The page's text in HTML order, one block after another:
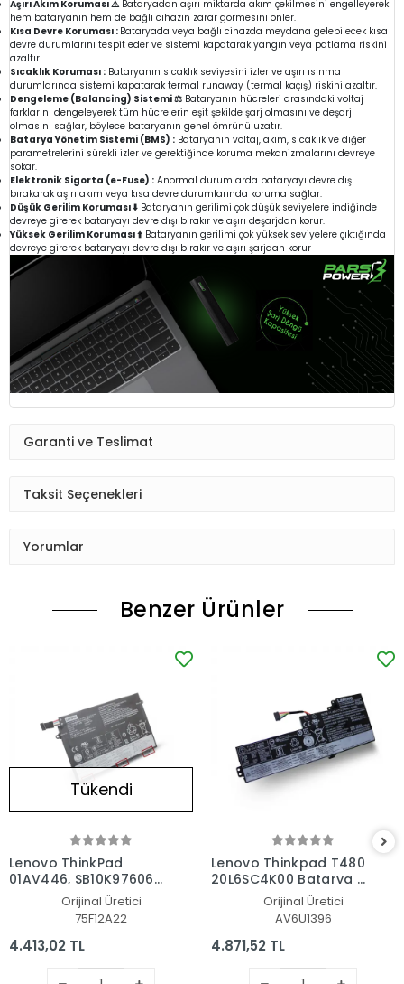
Aşırı Akım Koruması ⚠️Bataryadan aşırı miktarda akım çekilmesini engelleyerek
hem bataryanın hem de bağlı cihazın zarar görmesini önler.
Kısa Devre Koruması : Bataryada veya bağlı cihazda meydana gelebilecek kısa
devre durumlarını tespit eder ve sistemi kapatarak yangın veya patlama riskini
azaltır.
Sıcaklık Koruması : Bataryanın sıcaklık seviyesini izler ve aşırı ısınma
durumlarında sistemi kapatarak termal runaway (termal kaçış) riskini azaltır.
Dengeleme (Balancing) Sistemi ⚖️ Bataryanın hücreleri arasındaki voltaj
farklarını dengeleyerek tüm hücrelerin eşit şekilde şarj olmasını ve deşarj
olmasını sağlar, böylece bataryanın genel ömrünü uzatır.
Batarya Yönetim Sistemi (BMS) : Bataryanın voltaj, akım, sıcaklık ve diğer
parametrelerini sürekli izler ve gerektiğinde koruma mekanizmalarını devreye
sokar.
Elektronik Sigorta (e-Fuse) : Anormal durumlarda bataryayı devre dışı
bırakarak aşırı akım veya kısa devre durumlarında koruma sağlar.
Düşük Gerilim Koruması ⬇️ Bataryanın gerilimi çok düşük seviyelere indiğinde
devreye girerek bataryayı devre dışı bırakır ve aşırı deşarjdan korur.
Yüksek Gerilim Koruması ⬆️ Bataryanın gerilimi çok yüksek seviyelere çıktığında
devreye girerek bataryayı devre dışı bırakır ve aşırı şarjdan korur
Garanti ve Teslimat
Taksit Seçenekleri
Yorumlar
Benzer Ürünler
Tükendi
Lenovo ThinkPad
01AV446, SB10K97606
Batarya - PilOrijinal Üretici
75F12A22
4.413,02 TL
Lenovo Thinkpad T480
20L6SC4K00 Batarya -
Orijinal Üretici
AV6U1396
4.871,52 TL